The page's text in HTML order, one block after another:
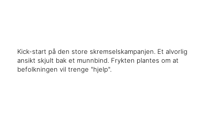
Kick-start på den store skremselskampanjen. Et alvorlig
ansikt skjult bak et munnbind. Frykten plantes om at
befolkningen vil trenge "hjelp".